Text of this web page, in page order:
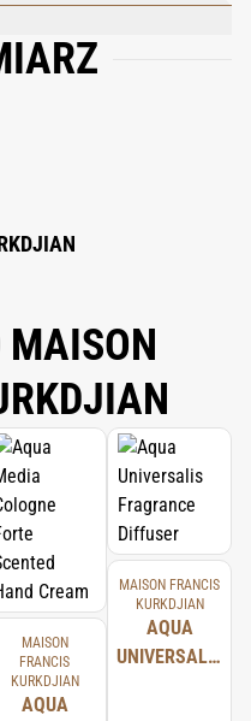
(WATER); LIMONENE; BENZYL
CITRATE; LINALOOL;
TETRA-DI-T-
BENZYL BENZOATE; BENZYL
MAISON
MAISON
FRANCIS
KURKDJIAN
AQUA
MAISON FRANCIS
KURKDJIAN
AQUA
UNIVERSALIS